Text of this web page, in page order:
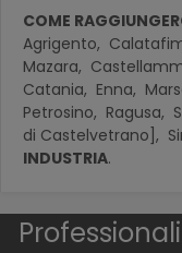
COME
Agrigento,
Mazara,
Catania, Enna,
Petrosino, Ragusa,
di Castelvetrano],
INDUSTRIA.